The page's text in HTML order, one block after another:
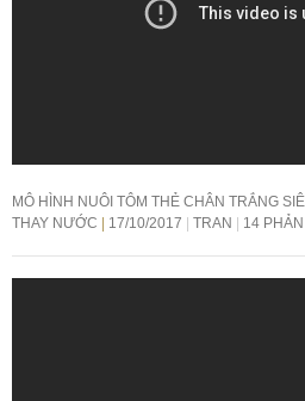
MÔ HÌNH NUÔI TÔM THẺ CHÂN TRẮNG
THAY NƯỚC
17/10/2017 TRAN 14 PHẢN